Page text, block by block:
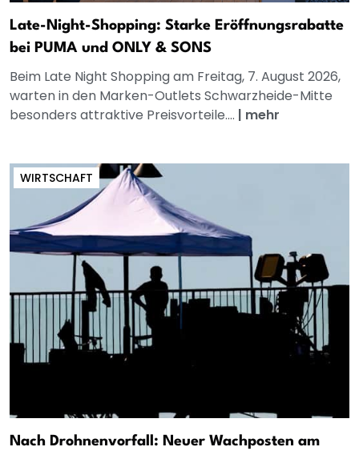
Late-Night-Shopping: Starke Eröffnungsrabatte
bei PUMA und ONLY & SONS
Beim Late Night Shopping am Freitag, 7. August 2026,
warten in den Marken-Outlets Schwarzheide-Mitte
besonders attraktive Preisvorteile.... | mehr
WIRTSCHAFT
Nach Drohnenvorfall: Neuer Wachposten am